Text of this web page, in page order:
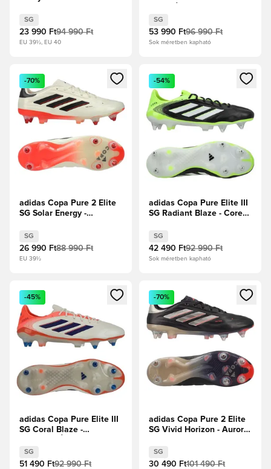
Lemon
SG
23 990 Ft94 990 Ft
EU 39½, EU 40
SG
53 990 Ft96 990 Ft
Sok méretben kapható
Megnyit egy modált a bejelentkezéshez vagy a tagként
-70%
adidas Copa Pure 2 Elite
SG Solar Energy -
Black/Napvörös
SG
26 990 Ft88 990 Ft
EU 39½
Megnyit egy modált a
-54%
adidas Copa Pure Elite III
SG Radiant Blaze - Core
Lemon
SG
42 490 Ft92 990 Ft
Sok méretben kapható
Megnyit egy modált a bejelentkezéshez vagy a tagként
-45%
adidas Copa Pure Elite III
SG Coral Blaze -
Élénk Korall
SG
51 490 Ft92 990 Ft
Megnyit egy modált a
-70%
adidas Copa Pure 2 Elite
SG Vivid Horizon - Aurora
SG
30 490 Ft101 490 Ft